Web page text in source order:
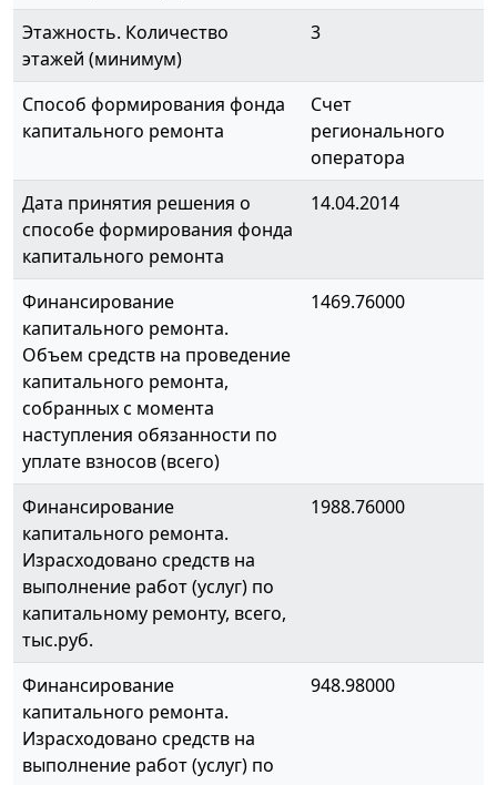
Этажность. Количество
этажей (минимум)
3
Способ формирования фонда
капитального ремонта
Счет
регионального
оператора
Дата принятия решения о
способе формирования фонда
капитального ремонта
14.04.2014
Финансирование
капитального ремонта.
Объем средств на проведение
капитального ремонта,
собранных с момента
наступления обязанности по
уплате взносов (всего)
1469.76000
Финансирование
капитального ремонта.
Израсходовано средств на
выполнение работ (услуг) по
капитальному ремонту, всего,
тыс.руб.
1988.76000
Финансирование
капитального ремонта.
Израсходовано средств на
выполнение работ (услуг) по
948.98000